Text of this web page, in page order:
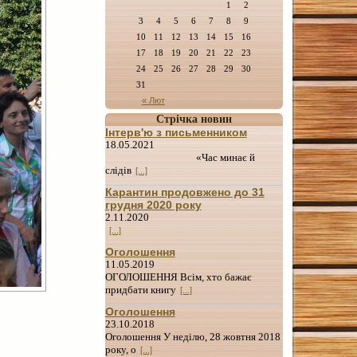
« Лют
1
2
3
4 5 6 7 8
9
10
11 12 13 14 15
16
17
18 19 20 21 22
23
24
25 26 27 28 29
30
31
Стрічка новин
Інтерв'ю з письменником
18.05.2021
«Час минає й
слідів [...]
Карантин продовжено до 31
грудня 2020 року
2.11.2020
[...]
Оголошення
11.05.2019
ОГОЛОШЕННЯ Всім, хто бажає
придбати книгу [...]
Оголошення
23.10.2018
Оголошення У неділю, 28 жовтня 2018
року, о [...]